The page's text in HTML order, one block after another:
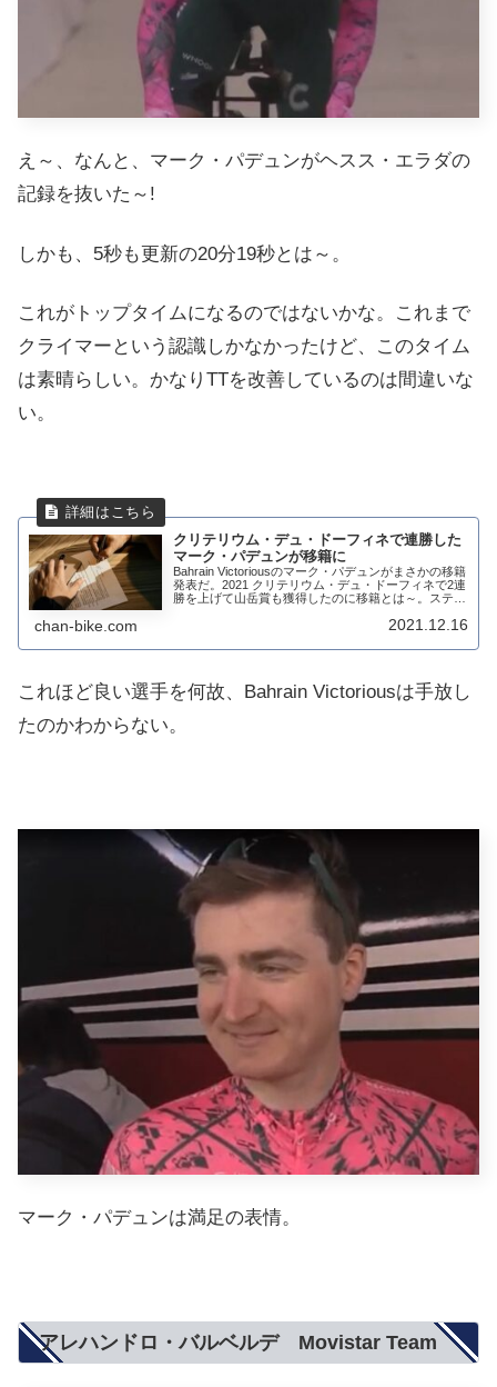
え～、なんと、マーク・パデュンがヘスス・エラダの
記録を抜いた～!
しかも、5秒も更新の20分19秒とは～。
これがトップタイムになるのではないかな。これまで
クライマーという認識しかなかったけど、このタイム
は素晴らしい。かなりTTを改善しているのは間違いな
い。
クリテリウム・デュ・ドーフィネで連勝した
マーク・パデュンが移籍に
Bahrain Victoriousのマーク・パデュンがまさかの移籍
発表だ。2021 クリテリウム・デュ・ドーフィネで2連
勝を上げて山岳賞も獲得したのに移籍とは～。ステー
chan-bike.com 2021.12.16
これほど良い選手を何故、Bahrain Victoriousは手放し
たのかわからない。
マーク・パデュンは満足の表情。
アレハンドロ・バルベルデ Movistar Team